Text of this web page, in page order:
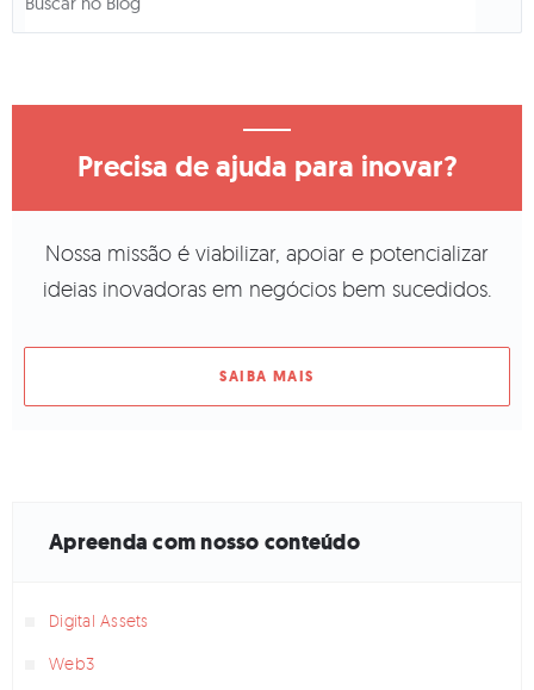
Precisa de ajuda para inovar?
Nossa missão é viabilizar, apoiar e potencializar
ideias inovadoras em negócios bem sucedidos.
SAIBA MAIS
Apreenda com nosso conteúdo
Digital Assets
Web3